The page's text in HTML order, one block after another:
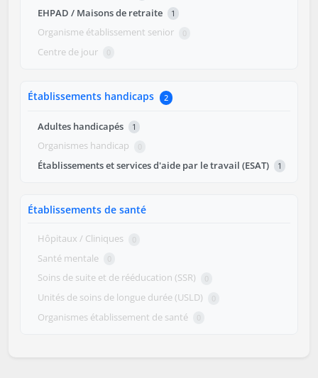
EHPAD / Maisons de retraite 1
Organisme établissement senior 0
Centre de jour 0
Établissements handicaps 2
Adultes handicapés 1
Organismes handicap 0
Établissements et services d'aide par le travail (ESAT) 1
Établissements de santé
Hôpitaux / Cliniques 0
Santé mentale 0
Soins de suite et de rééducation (SSR) 0
Unités de soins de longue durée (USLD) 0
Organismes établissement de santé 0